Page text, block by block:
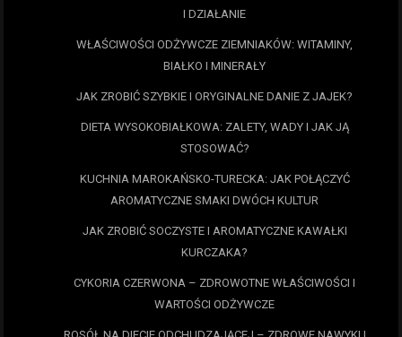
I DZIAŁANIE
WŁAŚCIWOŚCI ODŻYWCZE ZIEMNIAKÓW: WITAMINY,
BIAŁKO I MINERAŁY
JAK ZROBIĆ SZYBKIE I ORYGINALNE DANIE Z JAJEK?
DIETA WYSOKOBIAŁKOWA: ZALETY, WADY I JAK JĄ
STOSOWAĆ?
KUCHNIA MAROKAŃSKO-TURECKA: JAK POŁĄCZYĆ
AROMATYCZNE SMAKI DWÓCH KULTUR
JAK ZROBIĆ SOCZYSTE I AROMATYCZNE KAWAŁKI
KURCZAKA?
CYKORIA CZERWONA – ZDROWOTNE WŁAŚCIWOŚCI I
WARTOŚCI ODŻYWCZE